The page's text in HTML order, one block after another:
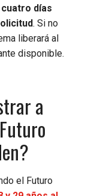
días
. Si no
liberará al
disponible.
a
el Futuro